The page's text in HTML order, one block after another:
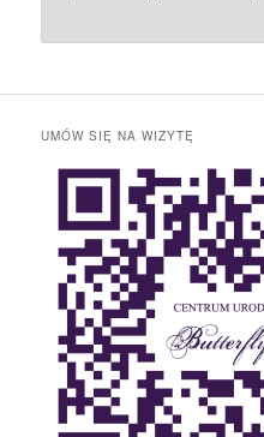
UMÓW SIĘ NA WIZYTĘ